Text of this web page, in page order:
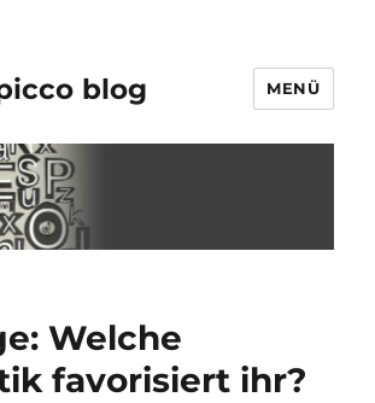
blog MENÜ
Welche
favorisiert ihr?